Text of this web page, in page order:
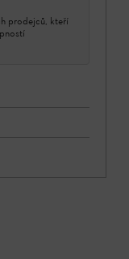
prodejců, kteří